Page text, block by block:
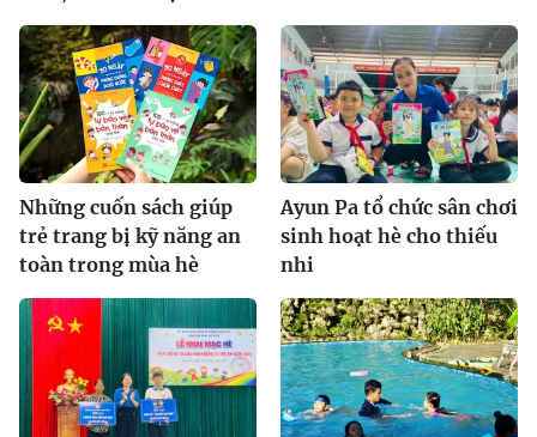
Những cuốn sách giúp
trẻ trang bị kỹ năng an
toàn trong mùa hè
Ayun Pa tổ chức sân chơi
sinh hoạt hè cho thiếu
nhi